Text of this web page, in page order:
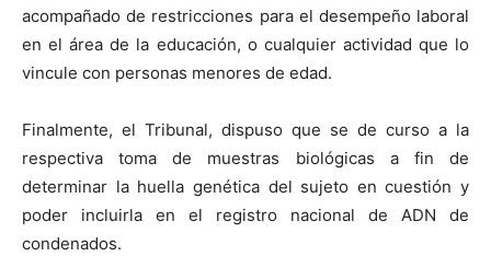
acompañado de restricciones para el desempeño laboral
en el área de la educación, o cualquier actividad que lo
vincule con personas menores de edad.
Finalmente, el Tribunal, dispuso que se de curso a la
respectiva toma de muestras biológicas a fin de
determinar la huella genética del sujeto en cuestión y
poder incluirla en el registro nacional de ADN de
condenados.